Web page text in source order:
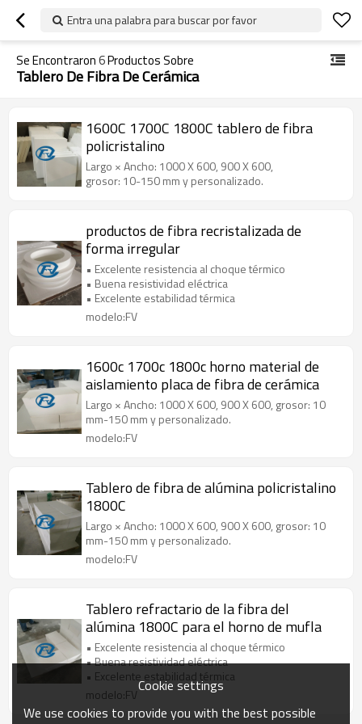
Entra una palabra para buscar por favor
Se Encontraron6Productos Sobre
Tablero De Fibra De Cerámica
1600C 1700C 1800C tablero de fibra
policristalino
Largo × Ancho: 1000 X 600, 900 X 600,
grosor: 10-150 mm y personalizado.
productos de fibra recristalizada de
forma irregular
• Excelente resistencia al choque térmico
• Buena resistividad eléctrica
• Excelente estabilidad térmica
modelo:FV
1600c 1700c 1800c horno material de
aislamiento placa de fibra de cerámica
Largo × Ancho: 1000 X 600, 900 X 600, grosor: 10
mm-150 mm y personalizado.
modelo:FV
Tablero de fibra de alúmina policristalino
1800C
Largo × Ancho: 1000 X 600, 900 X 600, grosor: 10
mm-150 mm y personalizado.
modelo:FV
Tablero refractario de la fibra del
alúmina 1800C para el horno de mufla
• Excelente resistencia al choque térmico
• Buena resistividad eléctrica
• Excelente estabilidad térmica
modelo:FVCookie settings
We use cookies to provide you with the best possible